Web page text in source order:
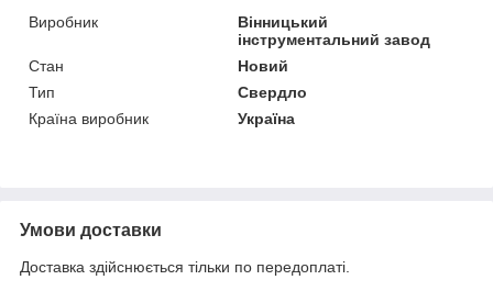
Виробник
Вінницький
інструментальний завод
Стан
Новий
Тип
Свердло
Країна виробник
Україна
Умови доставки
Доставка здійснюється тільки по передоплаті.